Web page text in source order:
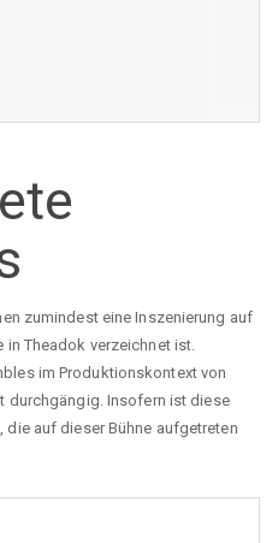
zumindest eine Inszenierung auf
Theadok verzeichnet ist.
im Produktionskontext von
durchgängig. Insofern ist diese
die auf dieser Bühne aufgetreten